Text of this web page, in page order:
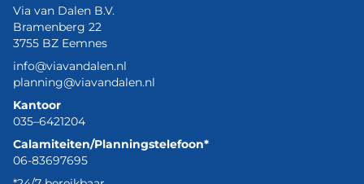
Via van Dalen B.V.
Bramenberg 22
3755 BZ Eemnes
info@viavandalen.nl
planning@viavandalen.nl
Kantoor
035–6421204
Calamiteiten/Planningstelefoon*
06-83697695